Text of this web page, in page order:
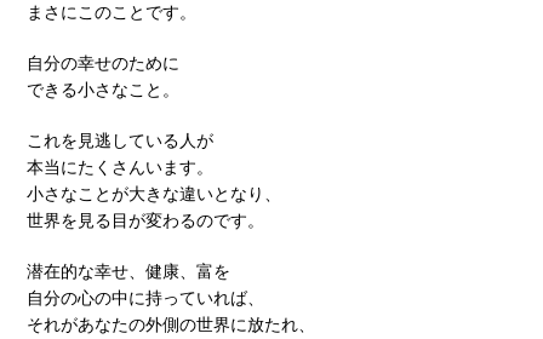
まさにこのことです。
自分の幸せのために
できる小さなこと。
これを見逃している人が
本当にたくさんいます。
小さなことが大きな違いとなり、
世界を見る目が変わるのです。
潜在的な幸せ、健康、富を
自分の心の中に持っていれば、
それがあなたの外側の世界に放たれ、